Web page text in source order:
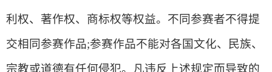
利权、著作权、商标权等权益。不同参赛者不得提
交相同参赛作品;参赛作品不能对各国文化、民族、
宗教或道德有任何侵犯。凡违反上述规定而导致的